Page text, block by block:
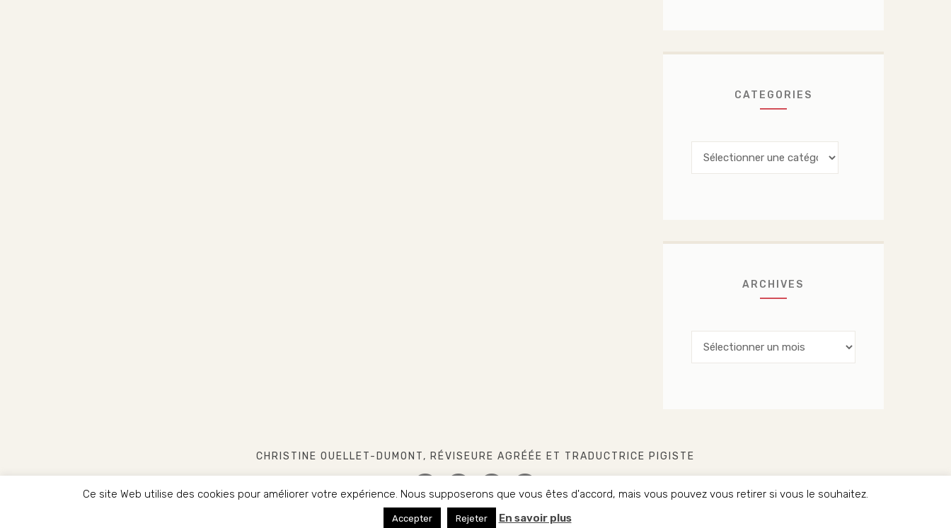
CATEGORIES
ARCHIVES
Archives
CHRISTINE OUELLET-DUMONT, RÉVISEURE AGRÉÉE ET TRADUCTRICE PIGISTE
FACEBOOKINSTAGRAMLINKEDIN
COPYRIGHT 2017-2022. CHRISTINE OUELLET-DUMONT. TOUS DROITS RÉSERVÉS.
Ce site Web utilise des cookies pour améliorer votre expérience. Nous supposerons que vous êtes d'accord, mais vous pouvez vous retirer si vous le souhaitez.
Accepter Rejeter En savoir plus